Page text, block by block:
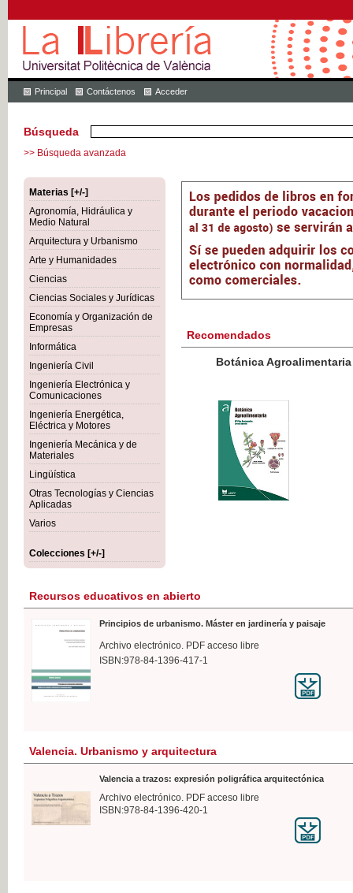
Principal Contáctenos Acceder
Búsqueda
>> Búsqueda avanzada
Materias [+/-]
Agronomía, Hidráulica y
Medio Natural
Arquitectura y Urbanismo
Arte y Humanidades
Ciencias
Ciencias Sociales y Jurídicas
Economía y Organización de
Empresas
Informática
Ingeniería Civil
Ingeniería Electrónica y
Comunicaciones
Ingeniería Energética,
Eléctrica y Motores
Ingeniería Mecánica y de
Materiales
Lingüística
Otras Tecnologías y Ciencias
Aplicadas
Varios
Colecciones [+/-]
Recomendados
Botánica Agroalimentaria
Recursos educativos en abierto
Principios de urbanismo. Máster en jardinería y paisaje
Archivo electrónico. PDF acceso libre
ISBN:978-84-1396-417-1
Valencia. Urbanismo y arquitectura
Valencia a trazos: expresión poligráfica arquitectónica
Archivo electrónico. PDF acceso libre
ISBN:978-84-1396-420-1